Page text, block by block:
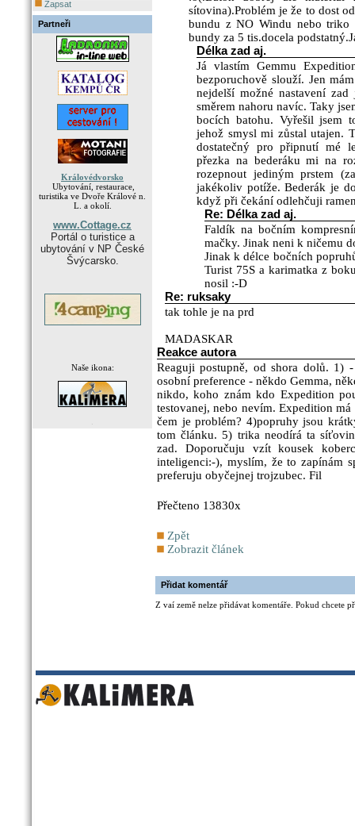
Zapsat
Partneři
Královédvorsko
Ubytování, restaurace,
turistika ve Dvoře Králové n.
L. a okolí.
www.Cottage.cz
Portál o turistice a
ubytování v NP České
Švýcarsko.
Naše ikona:
sítovina).Problém je že to dost
bundu z NO Windu nebo triko
bundy za 5 tis.docela
Délka zad aj.
Já vlastím Gemmu
bezporuchově slouží. Jen
nejdelší možné nastavení
směrem nahoru navíc. Taky
bocích batohu. Vyřešil jsem
jehož smysl mi zůstal utajen.
dostatečný pro připnutí mé
přezka na bederáku mi na
rozepnout jediným prstem
jakékoliv potíže. Bederák je
když při čekání odlehčuji
Re: Délka zad aj.
Faldík na bočním
mačky. Jinak neni k ničemu
Jinak k délce bočních
Turist 75S a karimatka z
nosil :-D
Re: ruksaky
tak tohle je na prd
MADASKAR
Reakce autora
Reaguji postupně, od shora dolů.
osobní preference - někdo Gemma,
nikdo, koho znám kdo Expedition
testovanej, nebo nevím. Expedition
čem je problém? 4)popruhy jsou
tom článku. 5) trika neodírá ta
zad. Doporučuju vzít kousek
inteligenci:-), myslím, že to zapínám
preferuju obyčejnej trojzubec. Fil
Přečteno 13830x
Zpět
Zobrazit článek
Přidat komentář
Z vaí země nelze přidávat komentáře. Pokud chcete